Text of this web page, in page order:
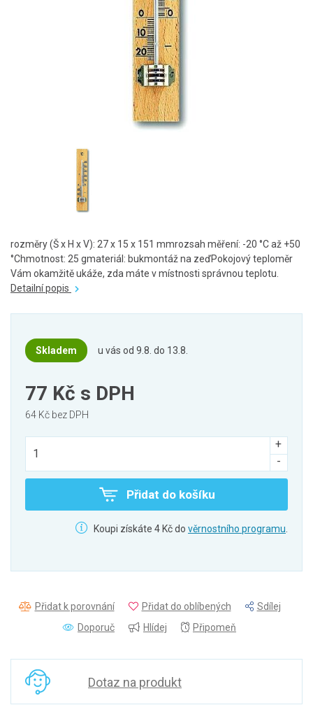
rozměry (Š x H x V): 27 x 15 x 151 mmrozsah měření: -20 °C až +50
°Chmotnost: 25 gmateriál: bukmontáž na zeďPokojový teploměr
Vám okamžitě ukáže, zda máte v místnosti správnou teplotu.
Detailní popis
Skladem u vás od 9.8. do 13.8.
77 Kč s DPH
64 Kč bez DPH
Přidat do košíku
Koupi získáte 4 Kč do věrnostního programu.
Přidat k porovnání Přidat do oblíbených
Sdílej
Doporuč
Hlídej Připomeň
Dotaz na produkt